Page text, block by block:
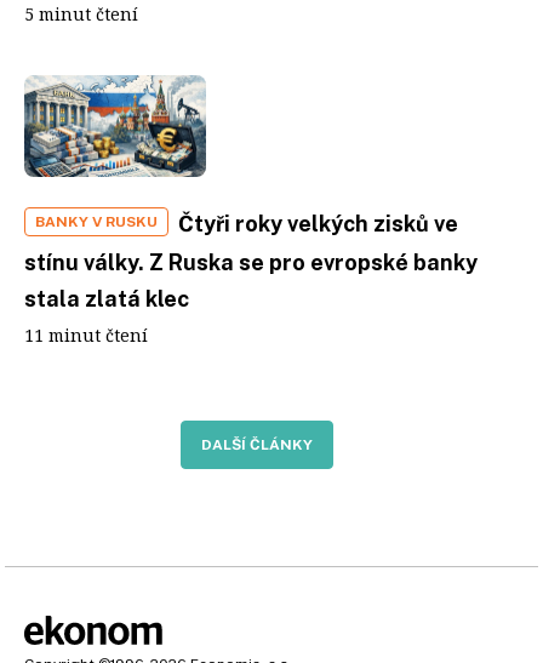
5 minut čtení
BANKY V RUSKU
Čtyři roky velkých zisků ve
stínu války. Z Ruska se pro evropské banky
stala zlatá klec
11 minut čtení
DALŠÍ ČLÁNKY